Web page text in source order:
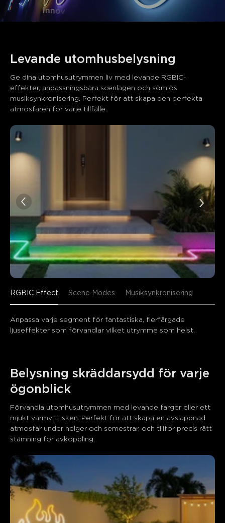
Levande utomhusbelysning
Ge dina utomhusutrymmen liv med levande RGBIC-
effekter, anpassningsbara scenlägen och sömlös
musiksynkronisering. Perfekt för att skapa den perfekta
atmosfären för varje tillfälle.
RGBIC Effect Scene Modes Musiksynkronisering
Anpassa varje segment för fantastiska, flerfärgade
ljuseffekter som förvandlar vilket utrymme som helst.
Belysning skräddarsydd för varje
ögonblick
Förvandla utomhusutrymmen med levande färger eller ett
mjukt varmvitt sken. Perfekt för att skapa en avslappnad
atmosfär under helger och semestrar, och tillför precis rätt
stämning för avkoppling.
Vad kunder säger
Quality App control
Kunder nämner Positiv